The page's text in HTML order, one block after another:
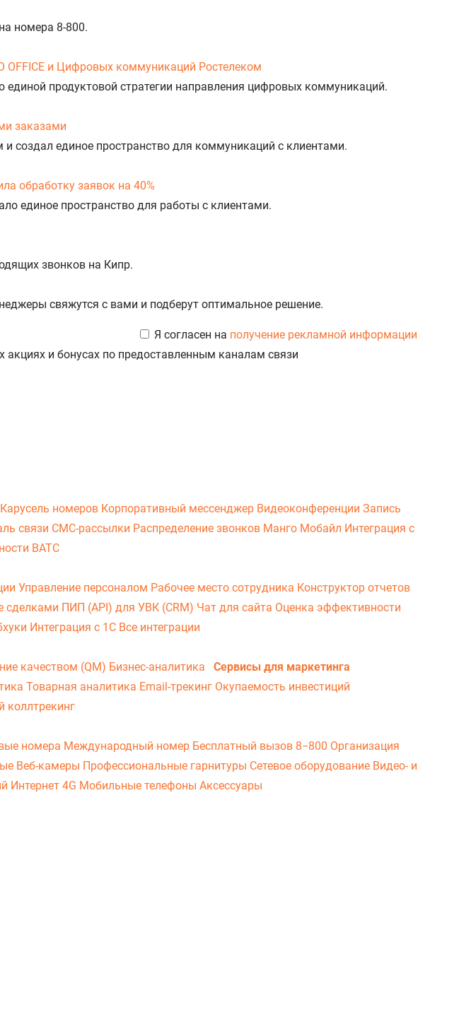
номера 8-800.
OFFICE и Цифровых коммуникаций Ростелеком
продуктовой стратегии направления цифровых коммуникаций.
заказами
создал единое пространство для коммуникаций с клиентами.
обработку заявок на 40%
единое пространство для работы с клиентами.
звонков на Кипр.
свяжутся с вами и подберут оптимальное решение.
Я согласен на получение рекламной информации
акциях и бонусах по предоставленным каналам связи
Карусель номеров Корпоративный мессенджер Видеоконференции Запись
связи СМС-рассылки Распределение звонков Манго Мобайл Интеграция с
ВАТС
Управление персоналом Рабочее место сотрудника Конструктор отчетов
сделками ПИП (API) для УВК (CRM) Чат для сайта Оценка эффективности
Интеграция с 1С Все интеграции
качеством (QM) Бизнес-аналитика
Сервисы для маркетинга
Товарная аналитика Email-трекинг Окупаемость инвестиций
коллтрекинг
номера Международный номер Бесплатный вызов 8−800 Организация
Веб-камеры Профессиональные гарнитуры Сетевое оборудование Видео- и
Интернет 4G Мобильные телефоны Аксессуары